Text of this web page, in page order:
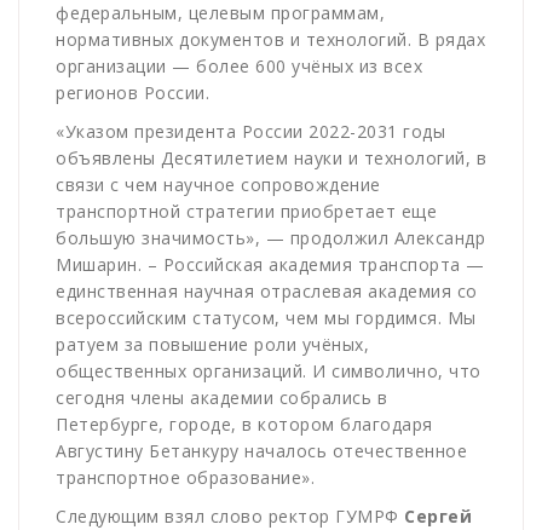
федеральным, целевым программам,
нормативных документов и технологий. В рядах
организации — более 600 учёных из всех
регионов России.
«Указом президента России 2022-2031 годы
объявлены Десятилетием науки и технологий, в
связи с чем научное сопровождение
транспортной стратегии приобретает еще
большую значимость», — продолжил Александр
Мишарин. – Российская академия транспорта —
единственная научная отраслевая академия со
всероссийским статусом, чем мы гордимся. Мы
ратуем за повышение роли учёных,
общественных организаций. И символично, что
сегодня члены академии собрались в
Петербурге, городе, в котором благодаря
Августину Бетанкуру началось отечественное
транспортное образование».
Следующим взял слово ректор ГУМРФ Сергей